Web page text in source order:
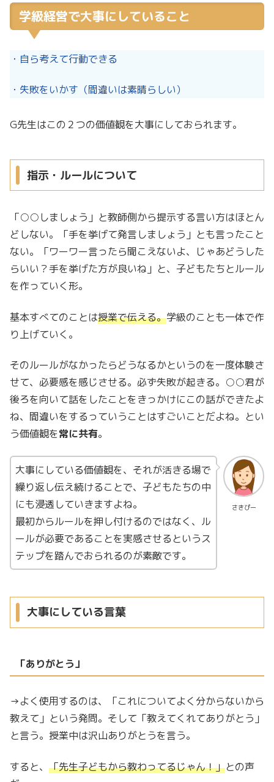
学級経営で大事にしていること
・自ら考えて行動できる
・失敗をいかす（間違いは素晴らしい）
G先生はこの２つの価値観を大事にしておられます。
指示・ルールについて
「○○しましょう」と教師側から提示する言い方はほとん
どしない。「手を挙げて発言しましょう」とも言ったこと
ない。「ワーワー言ったら聞こえないよ、じゃあどうした
らいい？手を挙げた方が良いね」と、子どもたちとルール
を作っていく形。
基本すべてのことは授業で伝える。学級のことも一体で作
り上げていく。
そのルールがなかったらどうなるかというのを一度体験さ
せて、必要感を感じさせる。必ず失敗が起きる。○○君が
後ろを向いて話をしたことをきっかけにこの話ができたよ
ね、間違いをするっていうことはすごいことだよね。とい
う価値観を常に共有。
さきぴー
大事にしている価値観を、それが活きる場で
繰り返し伝え続けることで、子どもたちの中
にも浸透していきますよね。
最初からルールを押し付けるのではなく、ル
ールが必要であることを実感させるというス
テップを踏んでおられるのが素敵です。
大事にしている言葉
「ありがとう」
→よく使用するのは、「これについてよく分からないから
教えて」という発問。そして「教えてくれてありがとう」
と言う。授業中は沢山ありがとうを言う。
すると、 「先生子どもから教わってるじゃん！」との声